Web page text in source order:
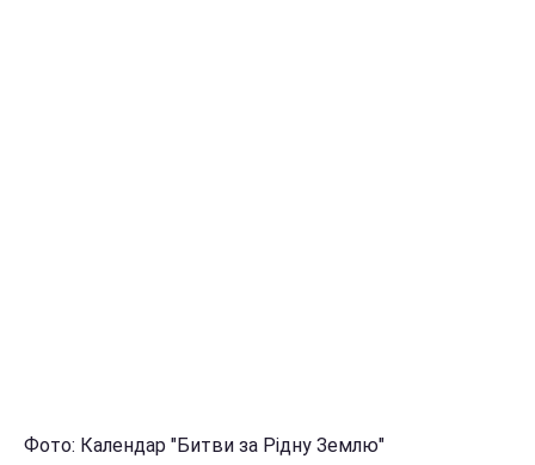
Фото: Календар "Битви за Рідну Землю"